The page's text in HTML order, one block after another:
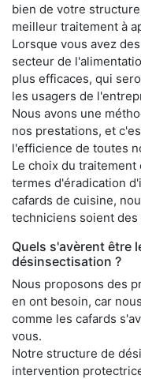
bien de votre
meilleur traitement à
Lorsque vous avez
secteur de
plus efficaces, qui
les usagers de
Nous avons une
nos prestations, et
l'efficience de toutes
Le choix du
termes d'éradication
cafards de cuisine,
techniciens soient
Quels s'avèrent être
désinsectisation ?
Nous proposons des
en ont besoin, car
comme les cafards
vous.
Notre structure de
intervention